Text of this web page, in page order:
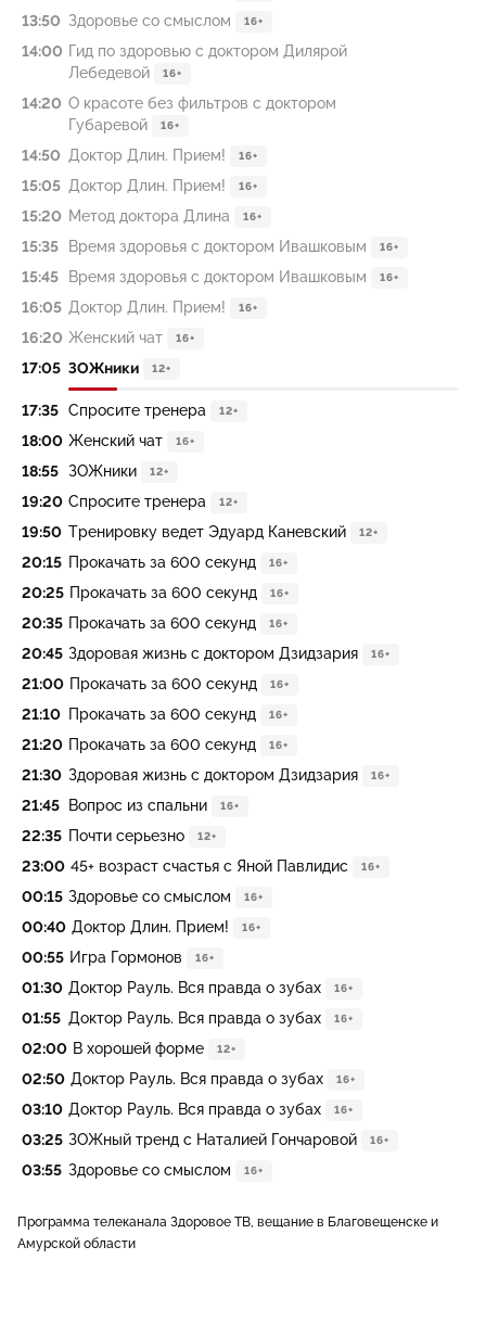
13:50 Здоровье со смыслом 16+
14:00 Гид по здоровью с доктором Дилярой
Лебедевой
16+
14:20 О красоте без фильтров с доктором
Губаревой
16+
14:50 Доктор Длин. Прием! 16+
15:05 Доктор Длин. Прием! 16+
15:20 Метод доктора Длина 16+
15:35 Время здоровья с доктором Ивашковым 16+
15:45 Время здоровья с доктором Ивашковым 16+
16:05 Доктор Длин. Прием! 16+
16:20 Жeнский чат 16+
17:05 ЗОЖники 12+
17:35 Спросите тренера 12+
18:00 Жeнский чат 16+
18:55 ЗОЖники 12+
19:20 Спросите тренера 12+
19:50 Тренировку ведет Эдуард Каневский 12+
20:15 Прокачать за 600 секунд 16+
20:25 Прокачать за 600 секунд 16+
20:35 Прокачать за 600 секунд 16+
20:45 Здоровая жизнь с доктором Дзидзария 16+
21:00 Прокачать за 600 секунд 16+
21:10 Прокачать за 600 секунд 16+
21:20 Прокачать за 600 секунд 16+
21:30 Здоровая жизнь с доктором Дзидзария 16+
21:45 Вопрос из спальни 16+
22:35 Почти серьезно 12+
23:00 45+ возраст счастья с Яной Павлидис 16+
00:15 Здоровье со смыслом 16+
00:40 Доктор Длин. Прием! 16+
00:55 Игра Гормонов 16+
01:30 Доктор Рауль. Вся правда о зубах 16+
01:55 Доктор Рауль. Вся правда о зубах 16+
02:00 В хорошей форме 12+
02:50 Доктор Рауль. Вся правда о зубах 16+
03:10 Доктор Рауль. Вся правда о зубах 16+
03:25 ЗОЖный тренд с Наталией Гончаровой 16+
03:55 Здоровье со смыслом 16+
Программа телеканала Здоровое ТВ, вещание в Благовещенске и
Амурской области